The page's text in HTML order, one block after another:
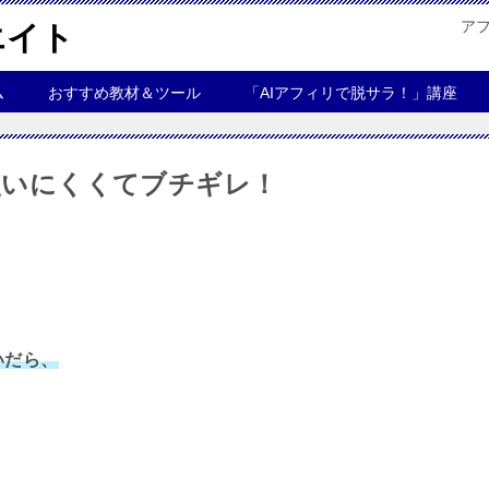
ト ア
おすすめ教材＆ツール 「AIアフィリで脱サラ！」講座
にくくてブチギレ！
だら、